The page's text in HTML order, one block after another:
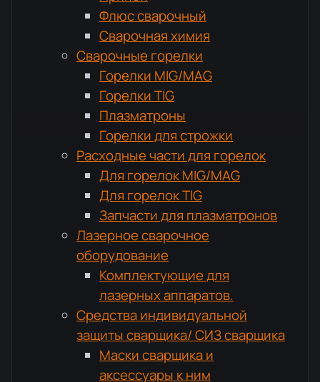
Флюс сварочный
Сварочная химия
Сварочные горелки
Горелки MIG/MAG
Горелки TIG
Плазматроны
Горелки для строжки
Расходные части для горелок
Для горелок MIG/MAG
Для горелок TIG
Запчасти для плазматронов
Лазерное сварочное
оборудование
Комплектующие для
лазерных аппаратов.
Средства индивидуальной
защиты сварщика/ СИЗ сварщика
Маски сварщика и
аксессуары к ним